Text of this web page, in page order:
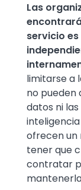
Las
servicio
limitarse a
no pueden
datos ni
ofrecen un
tener que
contratar